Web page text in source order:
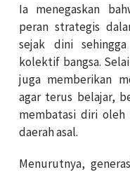
Ia menegaskan
peran strategis
sejak dini
kolektif bangsa.
juga memberikan
agar terus belajar,
membatasi diri
daerah asal.
Menurutnya,